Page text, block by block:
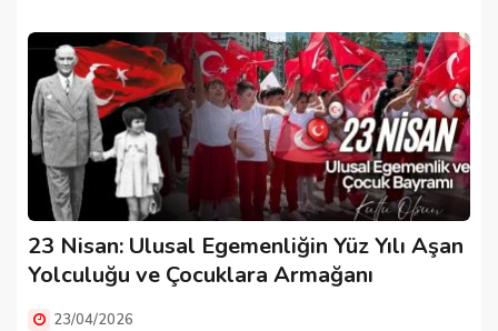
23 Nisan: Ulusal Egemenliğin Yüz Yılı Aşan
Yolculuğu ve Çocuklara Armağanı
23/04/2026